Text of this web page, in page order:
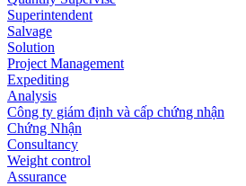
Superintendent
Salvage
Solution
Project Management
Expediting
Analysis
Công ty giám định và cấp chứng nhận
Chứng Nhận
Consultancy
Weight control
Assurance